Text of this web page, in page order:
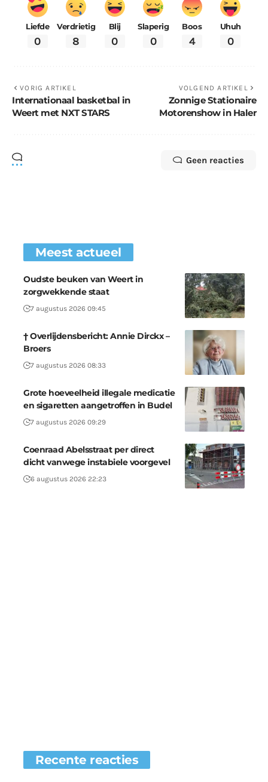
Liefde
0
Verdrietig
8
Blij
0
Slaperig
0
Boos
4
Uhuh
0
VORIG ARTIKEL
Internationaal basketbal in
Weert met NXT STARS
VOLGEND ARTIKEL
Zonnige Stationaire
Motorenshow in Haler
Geen reacties
Meest actueel
Oudste beuken van Weert in
zorgwekkende staat
7 augustus 2026 09:45
† Overlijdensbericht: Annie Dirckx –
Broers
7 augustus 2026 08:33
Grote hoeveelheid illegale medicatie
en sigaretten aangetroffen in Budel
7 augustus 2026 09:29
Coenraad Abelsstraat per direct
dicht vanwege instabiele voorgevel
6 augustus 2026 22:23
Recente reacties